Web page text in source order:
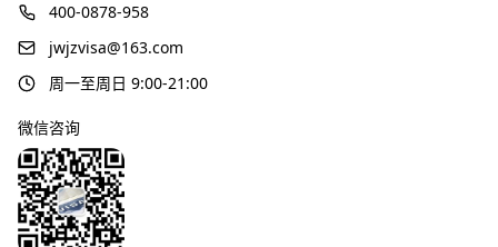
400-0878-958
jwjzvisa@163.com
周一至周日 9:00-21:00
微信咨询